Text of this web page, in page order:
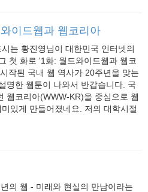
이드웹과 웹코리아
는 황진영님이 대한민국 인터넷의
첫 화로 '1화: 월드와이드웹과 웹코
작된 국내 웹 역사가 20주년을 맞는
명한 웹툰이 나와서 반갑습니다. 국
웹코리아(WWW-KR)을 중심으로 웹
있게 만들어졌네요. 저의 대학시절
의 웹 - 미래와 현실의 만남이라는